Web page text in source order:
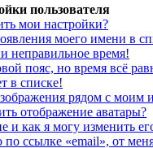
пользователя
мои настройки?
моего имени в
неправильное время!
пояс, но время всё
в списке!
рядом с моим
отображение аватары?
и как я могу изменить
по ссылке «email», от